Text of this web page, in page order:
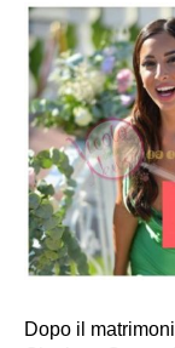
Dopo il